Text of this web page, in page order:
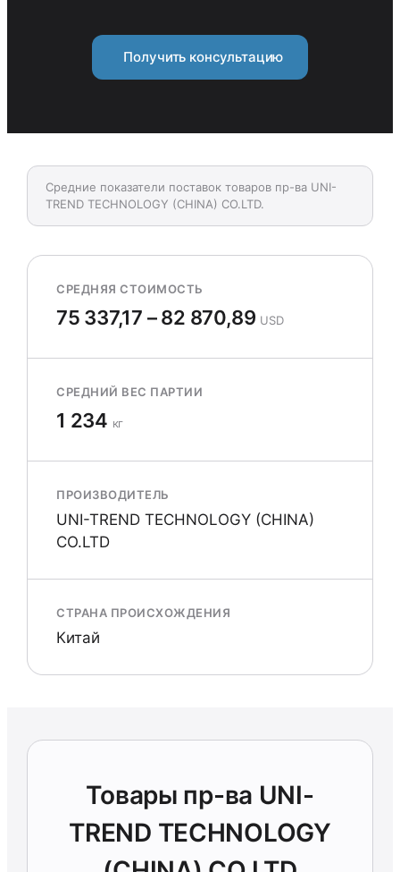
Получить консультацию
Средние показатели поставок товаров пр-ва UNI-
TREND TECHNOLOGY (CHINA) CO.LTD.
СРЕДНЯЯ СТОИМОСТЬ
75 337,17 – 82 870,89 USD
СРЕДНИЙ ВЕС ПАРТИИ
1 234 кг
ПРОИЗВОДИТЕЛЬ
UNI-TREND TECHNOLOGY (CHINA)
CO.LTD
СТРАНА ПРОИСХОЖДЕНИЯ
Китай
Товары пр-ва UNI-
TREND TECHNOLOGY